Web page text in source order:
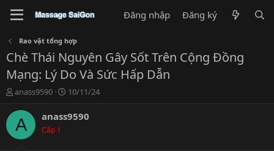
Đăng nhập Đăng ký
Rao vặt tổng hợp
Chè Thái Nguyên Gây Sốt Trên Cộng Đồng
Mạng: Lý Do Và Sức Hấp Dẫn
T
r
e
a
anass9590
N
à
10/11/24
A anass9590
Cấp 1